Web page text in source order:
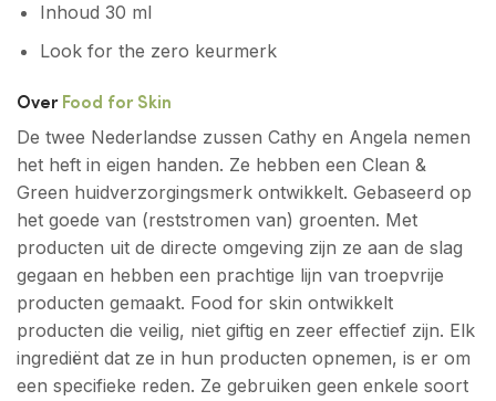
Inhoud 30 ml
Look for the zero keurmerk
OverFood for Skin
De twee Nederlandse zussen Cathy en Angela nemen
het heft in eigen handen. Ze hebben een Clean &
Green huidverzorgingsmerk ontwikkelt. Gebaseerd op
het goede van (reststromen van) groenten. Met
producten uit de directe omgeving zijn ze aan de slag
gegaan en hebben een prachtige lijn van troepvrije
producten gemaakt. Food for skin ontwikkelt
producten die veilig, niet giftig en zeer effectief zijn. Elk
ingrediënt dat ze in hun producten opnemen, is er om
een ​​specifieke reden. Ze gebruiken geen enkele soort